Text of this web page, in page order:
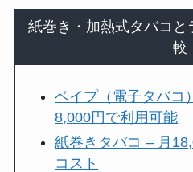
紙巻き・加熱式タバコと
較
ベイプ（電子タバコ
8,000円で利用可能
紙巻きタバコ – 月
コスト